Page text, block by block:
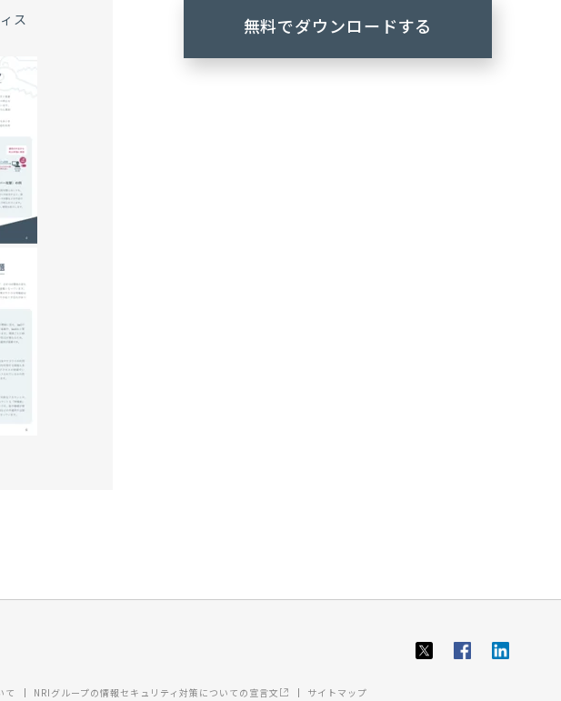
ス
て NRIグループの情報セキュリティ対策についての宣言文 サイトマップ